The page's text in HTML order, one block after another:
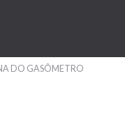
DO GASÔMETRO